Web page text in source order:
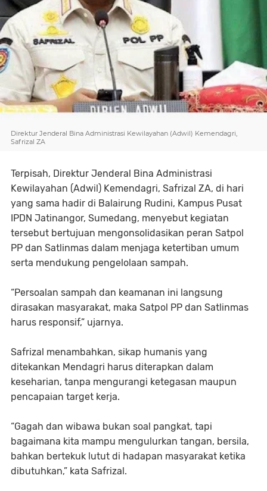
Direktur Jenderal Bina Administrasi Kewilayahan (Adwil) Kemendagri,
Safrizal ZA
Terpisah, Direktur Jenderal Bina Administrasi
Kewilayahan (Adwil) Kemendagri, Safrizal ZA, di hari
yang sama hadir di Balairung Rudini, Kampus Pusat
IPDN Jatinangor, Sumedang, menyebut kegiatan
tersebut bertujuan mengonsolidasikan peran Satpol
PP dan Satlinmas dalam menjaga ketertiban umum
serta mendukung pengelolaan sampah.
“Persoalan sampah dan keamanan ini langsung
dirasakan masyarakat, maka Satpol PP dan Satlinmas
harus responsif,” ujarnya.
Safrizal menambahkan, sikap humanis yang
ditekankan Mendagri harus diterapkan dalam
keseharian, tanpa mengurangi ketegasan maupun
pencapaian target kerja.
“Gagah dan wibawa bukan soal pangkat, tapi
bagaimana kita mampu mengulurkan tangan, bersila,
bahkan bertekuk lutut di hadapan masyarakat ketika
dibutuhkan,” kata Safrizal.